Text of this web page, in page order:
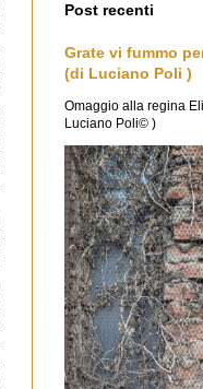
Post recenti
Grate vi fummo
(di Luciano Poli )
Omaggio alla regina
Luciano Poli© )